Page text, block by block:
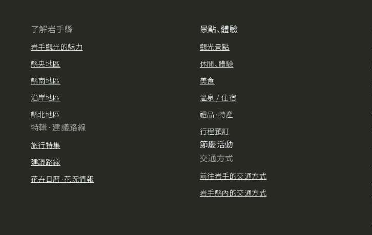
了解岩手縣
岩手觀光的魅力
縣央地區
縣南地區
沿岸地區
縣北地區
特輯·建議路線
旅行特集
建議路線
花卉日曆·花況情報
景點、體驗
觀光景點
休閒、體驗
美食
溫泉 / 住宿
禮品·特產
行程預訂
節慶活動
交通方式
前往岩手的交通方式
岩手縣內的交通方式